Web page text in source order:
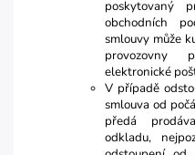
poskytovaný
obchodních
smlouvy může
provozovny
elektronické
V případě
smlouva od
předá
odkladu,